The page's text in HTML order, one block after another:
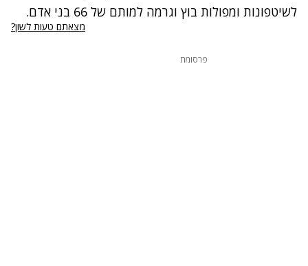
לשיטפונות ומפולות בוץ וגרמה למותם של 66 בני אדם.
מצאתם טעות לשון?
פרסומת